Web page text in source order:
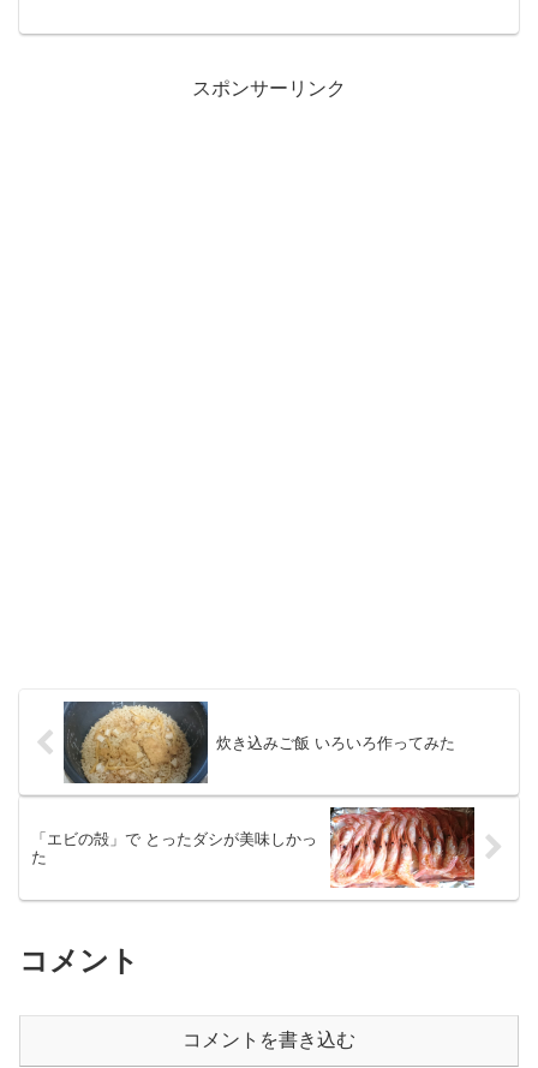
スポンサーリンク
炊き込みご飯 いろいろ作ってみた
「エビの殻」で とったダシが美味しかっ
た
コメント
コメントを書き込む